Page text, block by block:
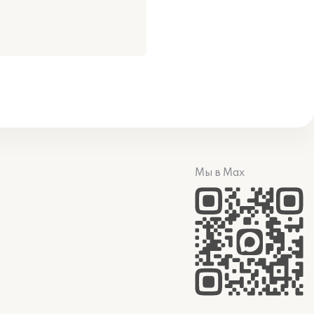
Мы в Max